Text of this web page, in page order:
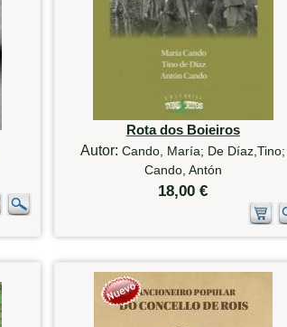
Rota dos Boieiros
Autor:Cando, María; De Díaz,Tino;
Cando, Antón
18,00 €